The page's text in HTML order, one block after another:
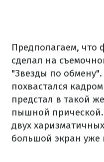
Предполагаем, что
сделал на
"Звезды по
похвастался
предстал в такой
пышной прической.
двух
большой экран уже